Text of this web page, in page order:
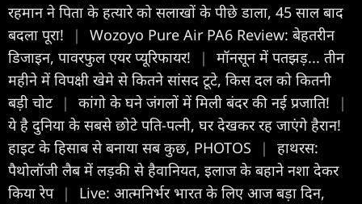
रहमान ने पिता के हत्यारे को सलाखों के पीछे डाला, 45 साल बाद
बदला पूरा!
|
Wozoyo Pure Air PA6 Review: बेहतरीन
डिजाइन, पावरफुल एयर प्यूरिफायर!
|
मॉनसून में पतझड़... तीन
महीने में विपक्षी खेमे से कितने सांसद टूटे, किस दल को कितनी
बड़ी चोट | कांगो के घने जंगलों में मिली बंदर की नई प्रजाति!
|
ये है दुनिया के सबसे छोटे पति-पत्नी, घर देखकर रह जाएंगे हैरान!
हाइट के हिसाब से बनाया सब कुछ, PHOTOS
|
हाथरस:
पैथोलॉजी लैब में लड़की से हैवानियत, इलाज के बहाने नशा देकर
किया रेप |
Live: आत्मनिर्भर भारत के लिए आज बड़ा दिन,